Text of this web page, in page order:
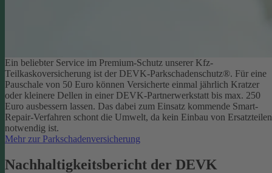
Ein beliebter Service im Premium-Schutz unserer Kfz-
Teilkaskoversicherung ist der DEVK-Parkschadenschutz®. Für eine
Pauschale von 50 Euro können Versicherte einmal jährlich Kratzer
oder kleinere Dellen in einer DEVK-Partnerwerkstatt bis max. 250
Euro ausbessern lassen. Das dabei zum Einsatz kommende Smart-
Repair-Verfahren schont die Umwelt, da kein Einbau von Ersatzteilen
notwendig ist.
Mehr zur Parkschadenversicherung
Nachhaltigkeitsbericht der DEVK